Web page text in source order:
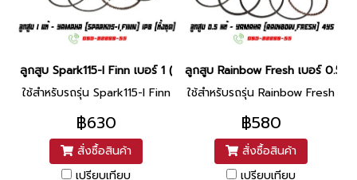
ลูกสูบ Spark115-I Finn เบอร์ 1 (ทั้งชุด) แท้ศูนย์ ยี่ห้อ Yamaha (DR15-
ใช้สำหรับรถรุ่น Spark115-I Finn
฿630
สั่งซื้อสินค้า
เปรียบเทียบ
ลูกสูบ Rainbow Fresh เบอร์ 0.5
ใช้สำหรับรถรุ่น Rainbow Fresh
฿580
สั่งซื้อสินค้า
เปรียบเทียบ